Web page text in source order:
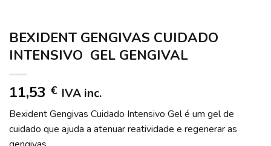
BEXIDENT GENGIVAS CUIDADO
INTENSIVO GEL GENGIVAL
11,53 € IVA inc.
Bexident Gengivas Cuidado Intensivo Gel é um gel de
cuidado que ajuda a atenuar reatividade e regenerar as